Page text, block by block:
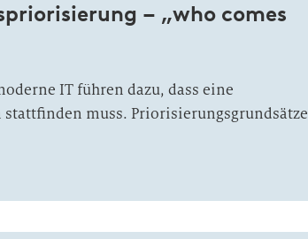
– „who comes
IT führen dazu, dass eine
muss. Priorisierungsgrundsätze